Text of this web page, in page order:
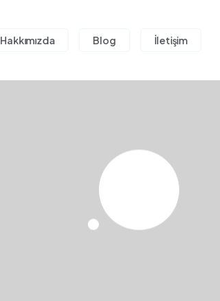
Hakkımızda Blog İletişim